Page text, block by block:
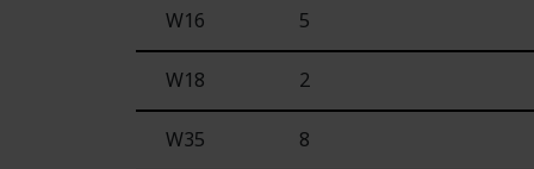
W16 5
W18 2
W35 8